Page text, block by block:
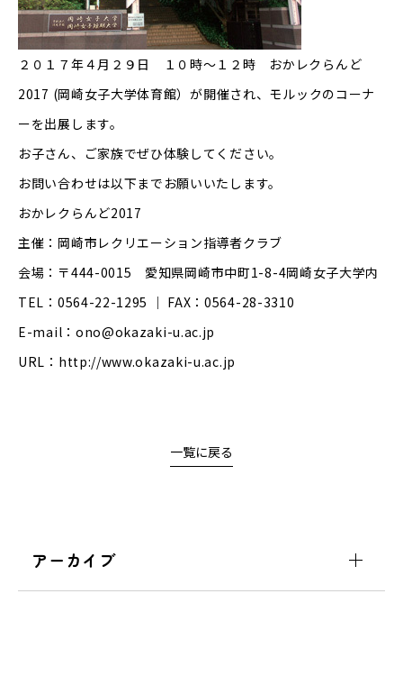
２０１７年４月２９日 １０時〜１２時 おかレクらんど
2017 (岡崎女子大学体育館）が開催され、モルックのコーナ
ーを出展します。
お子さん、ご家族でぜひ体験してください。
お問い合わせは以下までお願いいたします。
おかレクらんど2017
主催：岡崎市レクリエーション指導者クラブ
会場：〒444-0015 愛知県岡崎市中町1-8-4岡崎女子大学内
TEL：0564-22-1295 ｜ FAX：0564-28-3310
E-mail：ono@okazaki-u.ac.jp
URL：http://www.okazaki-u.ac.jp
一覧に戻る
アーカイブ